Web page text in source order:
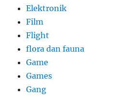
Elektronik
Film
Flight
flora dan fauna
Game
Games
Gang